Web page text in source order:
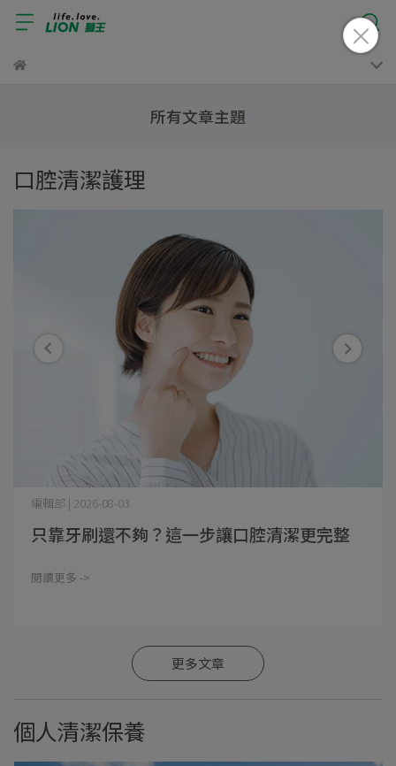
所有文章主題
口腔清潔護理
編輯部 | 2026-08-03
只靠牙刷還不夠？這一步讓口腔清潔更完整
閱讀更多 ->
更多文章
個人清潔保養